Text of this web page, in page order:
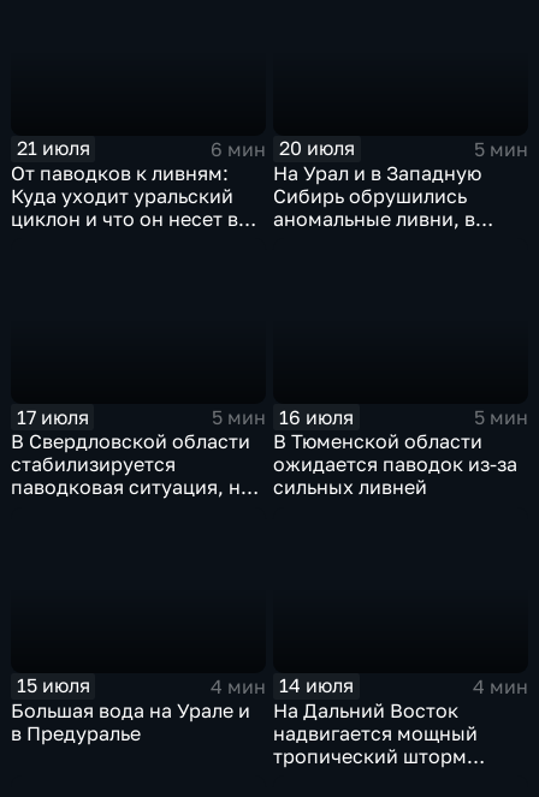
21 июля
6 мин
От паводков к ливням:
Куда уходит уральский
циклон и что он несет в
20 июля
5 мин
На Урал и в Западную
Сибирь обрушились
аномальные ливни, в
17 июля
5 мин
В Свердловской области
стабилизируется
паводковая ситуация, но
16 июля
5 мин
В Тюменской области
ожидается паводок из-за
сильных ливней
15 июля
4 мин
Большая вода на Урале и
в Предуралье
14 июля
4 мин
На Дальний Восток
надвигается мощный
тропический шторм